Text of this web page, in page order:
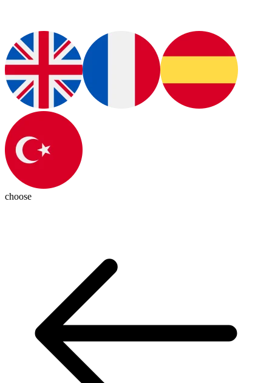
choose